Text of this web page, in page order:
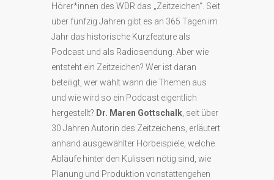
Hörer*innen des WDR das „Zeitzeichen“. Seit
über fünfzig Jahren gibt es an 365 Tagen im
Jahr das historische Kurzfeature als
Podcast und als Radiosendung. Aber wie
entsteht ein Zeitzeichen? Wer ist daran
beteiligt, wer wählt wann die Themen aus
und wie wird so ein Podcast eigentlich
hergestellt? Dr. Maren Gottschalk , seit über
30 Jahren Autorin des Zeitzeichens, erläutert
anhand ausgewählter Hörbeispiele, welche
Abläufe hinter den Kulissen nötig sind, wie
Planung und Produktion vonstattengehen